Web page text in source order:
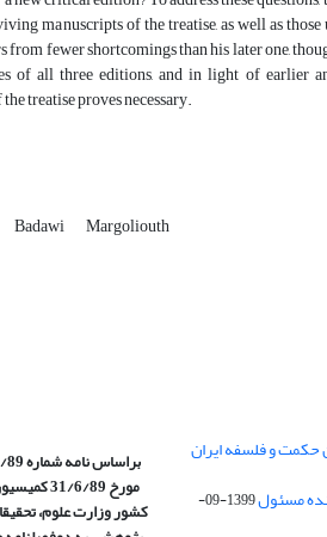
manuscripts of the treatise, as well as
from fewer shortcomings than his later one,
of all three editions, and in light of earlier
treatise proves necessary.
Badawi Margoliouth
حکمت و فلسفه ایران
1399-09-
مورخ 31/6/89 کمیسیون
کشور وزارت علوم،